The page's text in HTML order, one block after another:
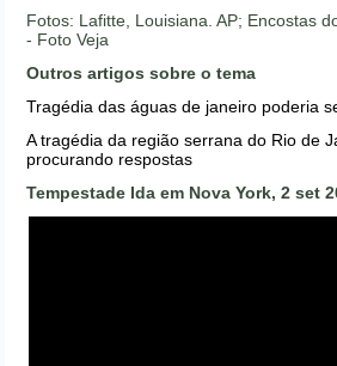
Fotos: Lafitte, Louisiana. AP; Encostas
- Foto Veja
Outros artigos sobre o tema
Tragédia das águas de janeiro poderia
A tragédia da região serrana do Rio de
procurando respostas
Tempestade Ida em Nova York, 2 set